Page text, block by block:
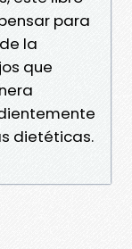
para
la
que
dietéticas.